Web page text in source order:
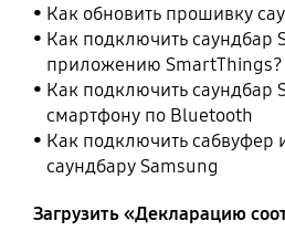
Как обновить прошивку
Как подключить саундбар
приложению SmartThings?
Как подключить саундбар
смартфону по Bluetooth
Как подключить сабвуфер
саундбару Samsung
Загрузить «Декларацию